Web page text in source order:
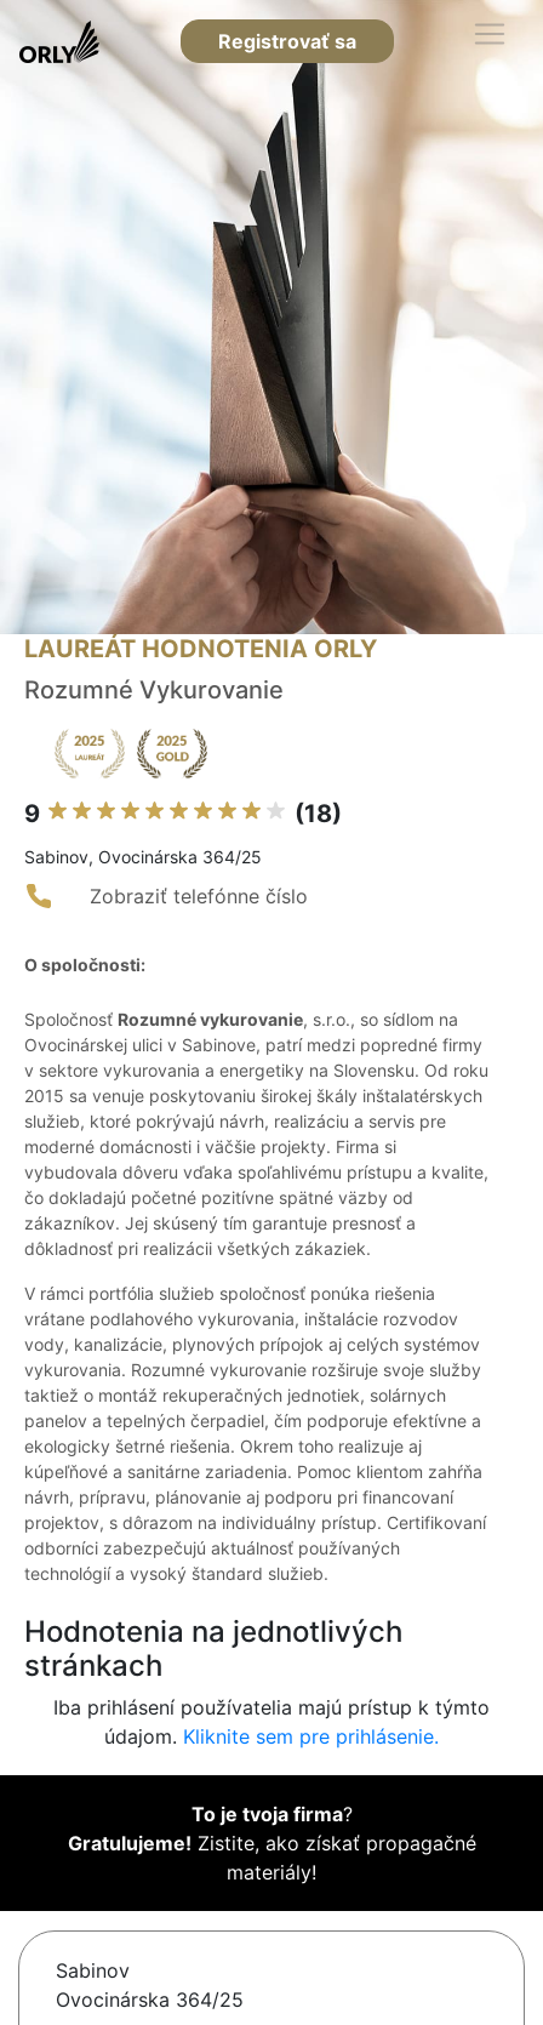
Registrovať sa
LAUREÁT HODNOTENIA ORLY
Rozumné Vykurovanie
9 (18)
Sabinov, Ovocinárska 364/25
Zobraziť telefónne číslo
O spoločnosti:
Spoločnosť Rozumné vykurovanie, s.r.o., so sídlom na
Ovocinárskej ulici v Sabinove, patrí medzi popredné firmy
v sektore vykurovania a energetiky na Slovensku. Od roku
2015 sa venuje poskytovaniu širokej škály inštalatérskych
služieb, ktoré pokrývajú návrh, realizáciu a servis pre
moderné domácnosti i väčšie projekty. Firma si
vybudovala dôveru vďaka spoľahlivému prístupu a kvalite,
čo dokladajú početné pozitívne spätné väzby od
zákazníkov. Jej skúsený tím garantuje presnosť a
dôkladnosť pri realizácii všetkých zákaziek.
V rámci portfólia služieb spoločnosť ponúka riešenia
vrátane podlahového vykurovania, inštalácie rozvodov
vody, kanalizácie, plynových prípojok aj celých systémov
vykurovania. Rozumné vykurovanie rozširuje svoje služby
taktiež o montáž rekuperačných jednotiek, solárnych
panelov a tepelných čerpadiel, čím podporuje efektívne a
ekologicky šetrné riešenia. Okrem toho realizuje aj
kúpeľňové a sanitárne zariadenia. Pomoc klientom zahŕňa
návrh, prípravu, plánovanie aj podporu pri financovaní
projektov, s dôrazom na individuálny prístup. Certifikovaní
odborníci zabezpečujú aktuálnosť používaných
technológií a vysoký štandard služieb.
Hodnotenia na jednotlivých
stránkach
Iba prihlásení používatelia majú prístup k týmto
údajom. Kliknite sem pre prihlásenie.
To je tvoja firma?
Gratulujeme! Zistite, ako získať propagačné
materiály!
Sabinov
Ovocinárska 364/25